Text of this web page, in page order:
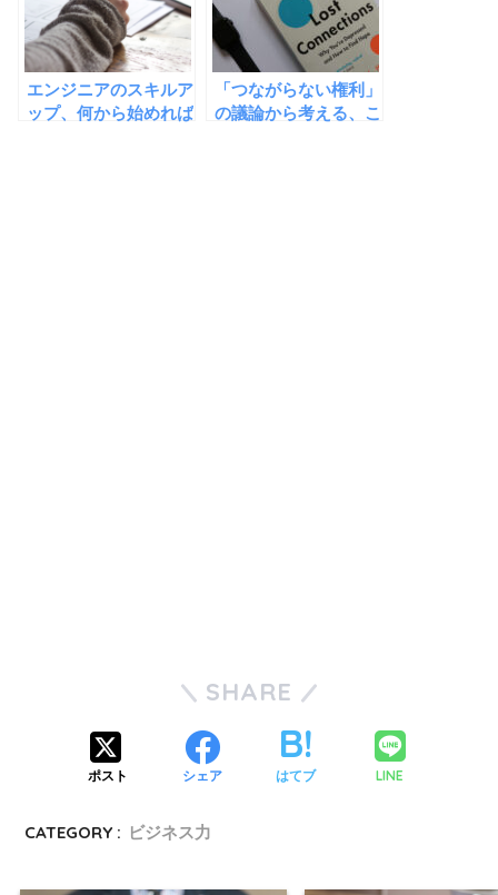
エンジニアのスキルア
ップ、何から始めれば
「つながらない権利」
の議論から考える、こ
SHARE
ポスト シェア はてブ LINE
CATEGORY : ビジネス力